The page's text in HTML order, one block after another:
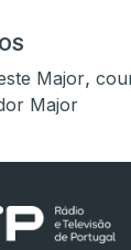
Major,
Major